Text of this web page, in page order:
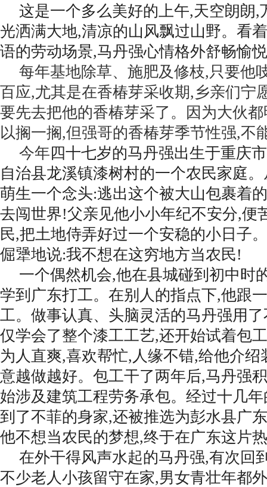
这是一个多么美好的上午,天空朗朗,
光洒满大地,清凉的山风飘过山野。看
语的劳动场景,马丹强心情格外舒畅愉
每年基地除草、施肥及修枝,只要他
百应,尤其是在香椿芽采收期,乡亲们宁
要先去把他的香椿芽采了。因为大伙
以搁一搁,但强哥的香椿芽季节性强,不
今年 四十七岁的马丹强出生于重庆
自治县龙溪镇漆树村的一个农民家庭
萌生一个念头:逃出这个被大山包裹着
去闯世界!父亲见他小小年纪不安分,便
民,把土地侍弄好过一个安稳的小日子
倔犟地说:我不想在这穷地方当农民!
一个偶然机会,他在县城碰到初中时
学到广东打工。在别人的指点下,他跟
工。做事认真、头脑灵活的马丹强用
仅学会了整个漆工工艺,还开始试着包
为人直爽,喜欢帮忙,人缘不错,给他介绍
意越做越好。包工干了两年后,马丹强
始涉及建筑工程劳务承包。经过十几
到了不菲的身家,还被推选为彭水县广
他不想当农民的梦想,终于在广东这片
在外干得风声水起的马丹强,有次回
不少老人小孩留守在家,男女青壮年都